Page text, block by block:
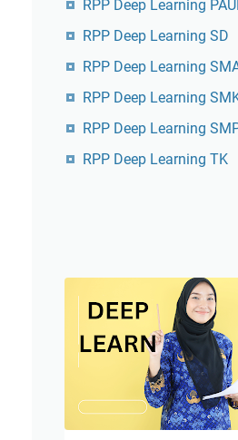
RPP Deep Learning
RPP Deep Learning SD
RPP Deep Learning
RPP Deep Learning
RPP Deep Learning
RPP Deep Learning TK